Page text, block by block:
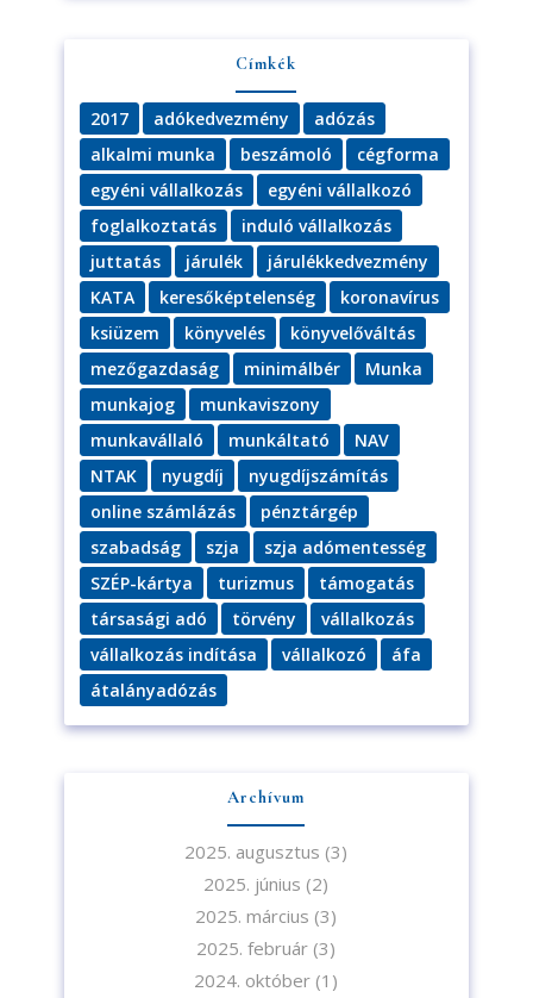
Címkék
2017 adókedvezmény
adózás
alkalmi munka
beszámoló
cégforma
egyéni vállalkozás
egyéni vállalkozó
foglalkoztatás
induló vállalkozás
juttatás
járulék
járulékkedvezmény
KATA
keresőképtelenség
koronavírus
ksiüzem
könyvelés
könyvelőváltás
mezőgazdaság
minimálbér
Munka
munkajog
munkaviszony
munkavállaló
munkáltató
NAV
NTAK
nyugdíj
nyugdíjszámítás
online számlázás
pénztárgép
szabadság
szja
szja adómentesség
SZÉP-kártya
turizmus
támogatás
társasági adó
törvény
vállalkozás
vállalkozás indítása
vállalkozó
áfa
átalányadózás
Archívum
2025. augusztus (3)
2025. június (2)
2025. március (3)
2025. február (3)
2024. október (1)